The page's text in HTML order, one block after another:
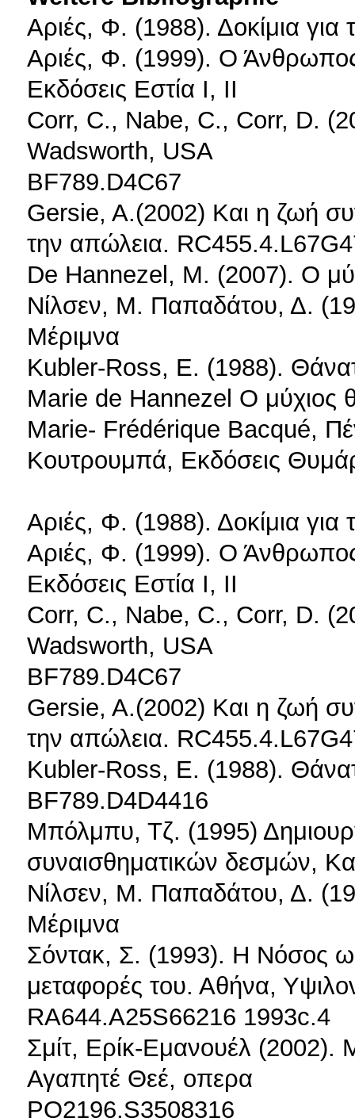
Αριές, Φ. (1988). Δοκίμια
Αριές, Φ. (1999). Ο
Εκδόσεις Εστία Ι, ΙΙ
Corr, C., Nabe, C., Corr, D.
Wadsworth, USA
BF789.D4C67
Gersie, A.(2002) Και η ζωή
την απώλεια.
De Hannezel, M. (2007). Ο
Νίλσεν, Μ. Παπαδάτου, Δ.
Μέριμνα
Kubler-Ross, E. (1988).
Marie de Hannezel Ο μύχιος
Marie- Frédérique Bacqué,
Κουτρουμπά, Εκδόσεις
Αριές, Φ. (1988). Δοκίμια
Αριές, Φ. (1999). Ο
Εκδόσεις Εστία Ι, ΙΙ
Corr, C., Nabe, C., Corr, D.
Wadsworth, USA
BF789.D4C67
Gersie, A.(2002) Και η ζωή
την απώλεια.
Kubler-Ross, E. (1988).
BF789.D4D4416
Μπόλμπυ, Τζ. (1995)
συναισθηματικών δεσμών,
Νίλσεν, Μ. Παπαδάτου, Δ.
Μέριμνα
Σόντακ, Σ. (1993). Η Νόσος
μεταφορές του. Αθήνα,
RA644.A25S66216 1993c.4
Σμίτ, Ερίκ-Εμανουέλ (2002).
Αγαπητέ Θεέ, οπερα
PQ2196.S3508316